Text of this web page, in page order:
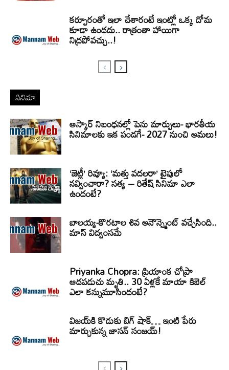
కర్పూరంతో ఇలా చేశారంటే ఇంట్లో ఒక్క దోమ
కూడా ఉండదు.. రాత్రంతా హాయిగా
నిద్రపోవచ్చు..!
సినిమా
ఆస్కార్ నిబంధనల్లో పెను మార్పులు- భారతీయ
సినిమాలకు ఇక పండగే- 2027 నుంచి అమలు!
‘జెట్లీ’ రివ్యూ: ‘మత్తు వదలరా’ టైపులో
నవ్వించారా? సత్య – రితేష్ సినిమా ఎలా
ఉందంటే?
బాలయ్య-కొరటాల శివ అనౌన్స్మెంట్ వచ్చేసింది..
మాస్ విద్వంసమే
Priyanka Chopra: ప్రియాంక చోప్రా
ఆడపడుచు మృతి.. 30 ఏళ్లకే మాయా కిబెల్
ఎలా కన్నుమూసిందంటే?
విజయ్‌కి కొడుకు బిగ్ షాక్… ఇంటి పేరు
మార్చుకున్న జాసన్ సంజయ్!